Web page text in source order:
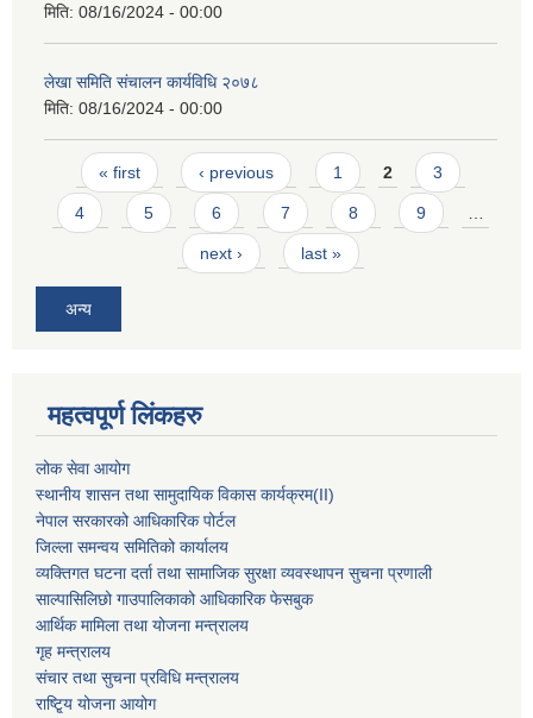
मिति: 08/16/2024 - 00:00
लेखा समिति संचालन कार्यविधि २०७८
मिति: 08/16/2024 - 00:00
Pages
« first ‹ previous 1 2 3
4 5 6 7 8 9 …
next › last »
अन्य
महत्वपूर्ण लिंकहरु
लोक सेवा आयोग
स्थानीय शासन तथा सामुदायिक विकास कार्यक्रम(II)
नेपाल सरकारको आधिकारिक पोर्टल
जिल्ला समन्वय समितिको कार्यालय
व्यक्तिगत घटना दर्ता तथा सामाजिक सुरक्षा व्यवस्थापन सुचना प्रणाली
साल्पासिलिछो गाउपालिकाको आधिकारिक फेसबुक
आर्थिक मामिला तथा योजना मन्त्रालय
गृह मन्त्रालय
संचार तथा सुचना प्रविधि मन्त्रालय
राष्टि्ृय योजना आयोग